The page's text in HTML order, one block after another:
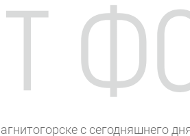
с сегодняшнего